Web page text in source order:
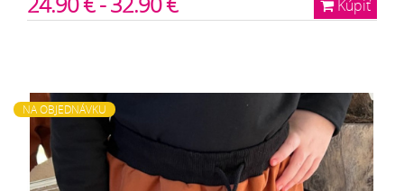
Kúpiť
NA OBJEDNÁVKU